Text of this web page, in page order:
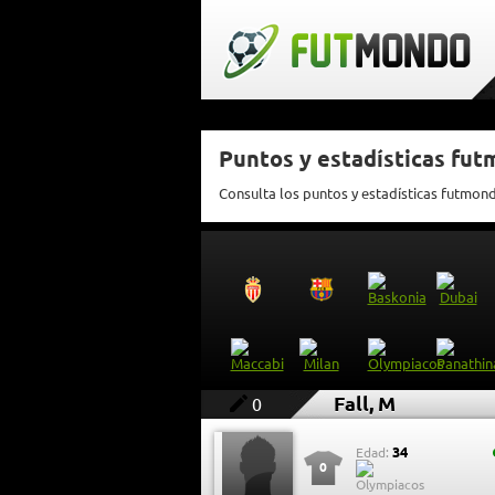
Puntos y estadísticas
Consulta los puntos y estadísticas
0 Fall, M
0
Edad: 34